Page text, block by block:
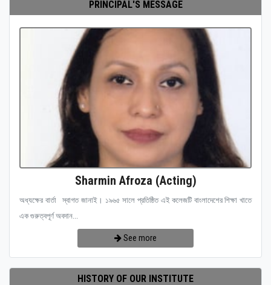
PRINCIPAL'S MESSAGE
Sharmin Afroza (Acting)
অধ্যক্ষের বার্তা স্বাগত জানাই। ১৯৬৫ সালে প্রতিষ্ঠিত এই কলেজটি বাংলাদেশের শিক্ষা খাতে
এক গুরুত্বপূর্ণ অবদান...
See more
HISTORY OF OUR INSTITUTE